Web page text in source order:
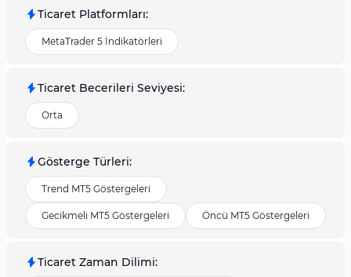
Ticaret Platformları:
MetaTrader 5 İndikatörleri
Ticaret Becerileri Seviyesi:
Orta
Gösterge Türleri:
Trend MT5 Göstergeleri
Gecikmeli MT5 Göstergeleri Öncü MT5 Göstergeleri
Ticaret Zaman Dilimi: